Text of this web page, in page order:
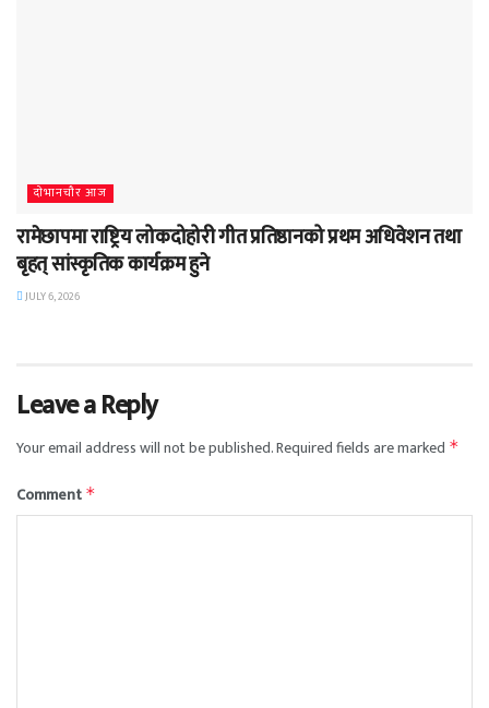
दाेभानचाैर आज
रामेछापमा राष्ट्रिय लोकदोहोरी गीत प्रतिष्ठानको प्रथम अधिवेशन तथा
बृहत् सांस्कृतिक कार्यक्रम हुने
JULY 6, 2026
Leave a Reply
Your email address will not be published.Required fields are marked *
Comment *